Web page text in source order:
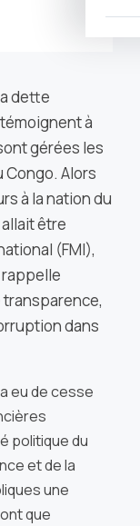
dette
à
gérées les
Alors
à la nation du
allait être
(FMI),
rappelle
transparence,
dans
eu de cesse
politique du
et de la
une
que